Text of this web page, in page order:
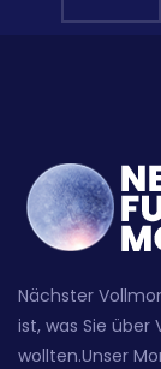
Nächster
ist, was Sie über
wollten.Unser